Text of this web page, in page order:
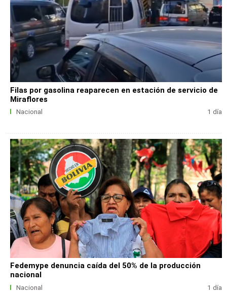
Filas por gasolina reaparecen en estación de servicio de
Miraflores
Nacional 1 día
Fedemype denuncia caída del 50% de la producción
nacional
Nacional 1 día